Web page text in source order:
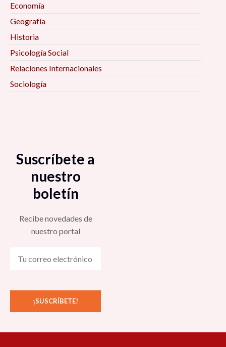
Economía
Geografía
Historia
Psicología Social
Relaciones Internacionales
Sociología
Suscríbete a
nuestro
boletín
Recibe novedades de
nuestro portal